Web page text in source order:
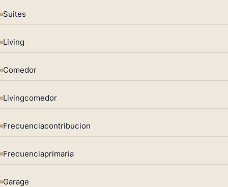
Suites
Living
Comedor
Livingcomedor
Frecuenciacontribucion
Frecuenciaprimaria
Garage